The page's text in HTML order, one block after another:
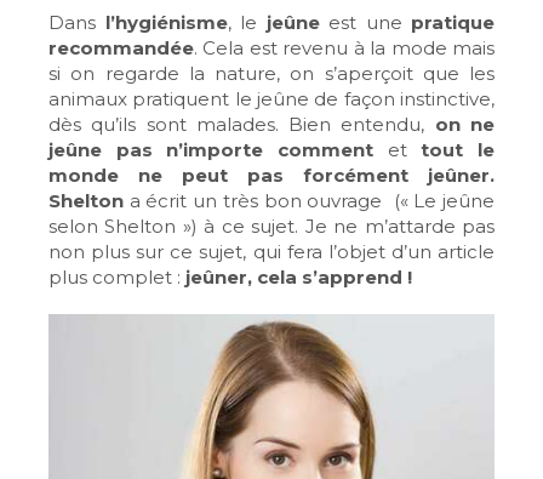
Dans l’hygiénisme, le jeûne est une pratique
recommandée. Cela est revenu à la mode mais
si on regarde la nature, on s’aperçoit que les
animaux pratiquent le jeûne de façon instinctive,
dès qu’ils sont malades. Bien entendu, on ne
jeûne pas n’importe comment ettout le
monde ne peut pas forcément jeûner.
Shelton a écrit un très bon ouvrage (« Le jeûne
selon Shelton ») à ce sujet. Je ne m’attarde pas
non plus sur ce sujet, qui fera l’objet d’un article
plus complet : jeûner, cela s’apprend !